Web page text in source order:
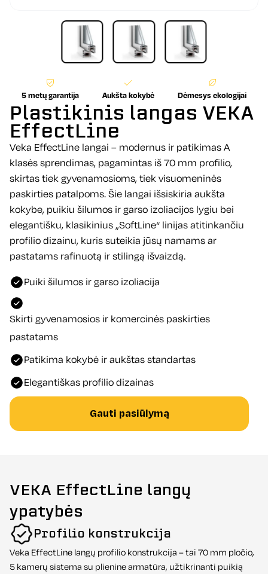
5 metų garantija Aukšta kokybė Dėmesys ekologijai
Plastikinis langas VEKA
EffectLine
Veka EffectLine langai – modernus ir patikimas A
klasės sprendimas, pagamintas iš 70 mm profilio,
skirtas tiek gyvenamosioms, tiek visuomeninės
paskirties patalpoms. Šie langai išsiskiria aukšta
kokybe, puikiu šilumos ir garso izoliacijos lygiu bei
elegantišku, klasikinius „SoftLine“ linijas atitinkančiu
profilio dizainu, kuris suteikia jūsų namams ar
pastatams rafinuotą ir stilingą išvaizdą.
Puiki šilumos ir garso izoliacija
Skirti gyvenamosios ir komercinės paskirties
pastatams
Patikima kokybė ir aukštas standartas
Elegantiškas profilio dizainas
Gauti pasiūlymą
VEKA EffectLine langų
ypatybės
Profilio konstrukcija
Veka EffectLine langų profilio konstrukcija – tai 70 mm pločio,
5 kamerų sistema su plienine armatūra, užtikrinanti puikią